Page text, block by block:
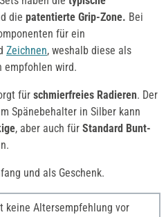
die patentierte Grip-Zone. Bei
für ein
Zeichnen, weshalb diese als
empfohlen wird.
für schmierfreies Radieren. Der
Spänebehalter in Silber kann
, aber auch für Standard Bunt-
und als Geschenk.
keine Altersempfehlung vor